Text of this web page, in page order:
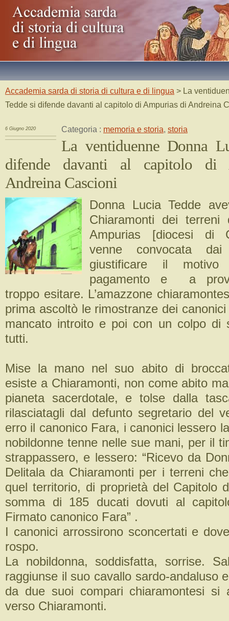
Accademia sarda di storia di cultura e di lingua > La
Tedde si difende davanti al capitolo di Ampurias di Andreina
6 Giugno 2020 Categoria : memoria e storia, storia
La ventiduenne Donna
difende davanti al capitolo di
Andreina Cascioni
Donna Lucia Tedde
Chiaramonti dei terreni
Ampurias [diocesi di
venne convocata
giustificare il motivo
pagamento e a
troppo esitare. L’amazzone
prima ascoltò le rimostranze dei
mancato introito e poi con un colpo di
tutti.
Mise la mano nel suo abito di
esiste a Chiaramonti, non come abito
pianeta sacerdotale, e tolse dalla
rilasciatagli dal defunto segretario del
erro il canonico Fara, i canonici lessero
nobildonne tenne nelle sue mani, per il
strappassero, e lessero: “Ricevo da
Delitala da Chiaramonti per i terreni
quel territorio, di proprietà del Capitolo
somma di 185 ducati dovuti al
Firmato canonico Fara” .
I canonici arrossirono sconcertati e
rospo.
La nobildonna, soddisfatta, sorrise.
raggiunse il suo cavallo sardo-andaluso
da due suoi compari chiaramontesi si
verso Chiaramonti.